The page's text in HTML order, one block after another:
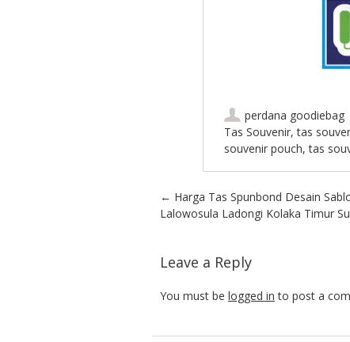
perdana goodiebag
Tas Souvenir,tas
souvenir pouch,tas
Post navigation
← Harga Tas Spunbond Desain
Lalowosula Ladongi Kolaka Timur
Leave a Reply
You must be logged in to post a